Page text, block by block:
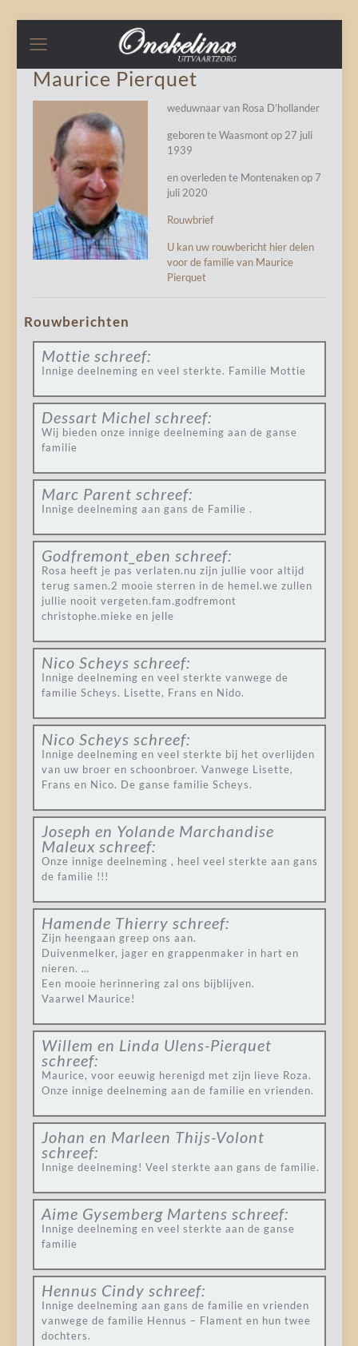
Maurice Pierquet
weduwnaar van Rosa D’hollander
geboren te Waasmont op 27 juli
1939
en overleden te Montenaken op 7
juli 2020
Rouwbrief
U kan uw rouwbericht hier delen
voor de familie van Maurice
Pierquet
Rouwberichten
Mottie schreef:
Innige deelneming en veel sterkte. Familie Mottie
Dessart Michel schreef:
Wij bieden onze innige deelneming aan de ganse
familie
Marc Parent schreef:
Innige deelneming aan gans de Familie .
Godfremont_eben schreef:
Rosa heeft je pas verlaten.nu zijn jullie voor altijd
terug samen.2 mooie sterren in de hemel.we zullen
jullie nooit vergeten.fam.godfremont
christophe.mieke en jelle
Nico Scheys schreef:
Innige deelneming en veel sterkte vanwege de
familie Scheys. Lisette, Frans en Nido.
Nico Scheys schreef:
Innige deelneming en veel sterkte bij het overlijden
van uw broer en schoonbroer. Vanwege Lisette,
Frans en Nico. De ganse familie Scheys.
Joseph en Yolande Marchandise
Maleux schreef:
Onze innige deelneming , heel veel sterkte aan gans
de familie !!!
Hamende Thierry schreef:
Zijn heengaan greep ons aan.
Duivenmelker, jager en grappenmaker in hart en
nieren. …
Een mooie herinnering zal ons bijblijven.
Vaarwel Maurice!
Willem en Linda Ulens-Pierquet
schreef:
Maurice, voor eeuwig herenigd met zijn lieve Roza.
Onze innige deelneming aan de familie en vrienden.
Johan en Marleen Thijs-Volont
schreef:
Innige deelneming! Veel sterkte aan gans de familie.
Aime Gysemberg Martens schreef:
Innige deelneming en veel sterkte aan de ganse
familie
Hennus Cindy schreef:
Innige deelneming aan gans de familie en vrienden
vanwege de familie Hennus – Flament en hun twee
dochters.